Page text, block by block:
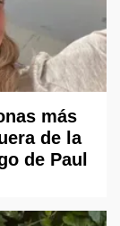
más
de la
de Paul